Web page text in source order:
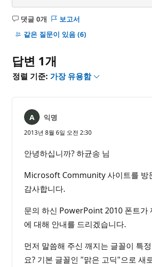
댓글 0개
설
명
음
보고서
같은 질문이 있음 (6)
답변 1개
정렬 기준: 가장 유용함
익명
2013년 8월 6일 오전 2:30
안녕하십니까? 하균송 님
Microsoft Community 사이트를 방
감사합니다.
문의 하신 PowerPoint 2010 폰트가
에 대해 안내를 드리겠습니다.
먼저 말씀해 주신 깨지는 글꼴이 특
요? 기본 글꼴인 "맑은 고딕"으로 새